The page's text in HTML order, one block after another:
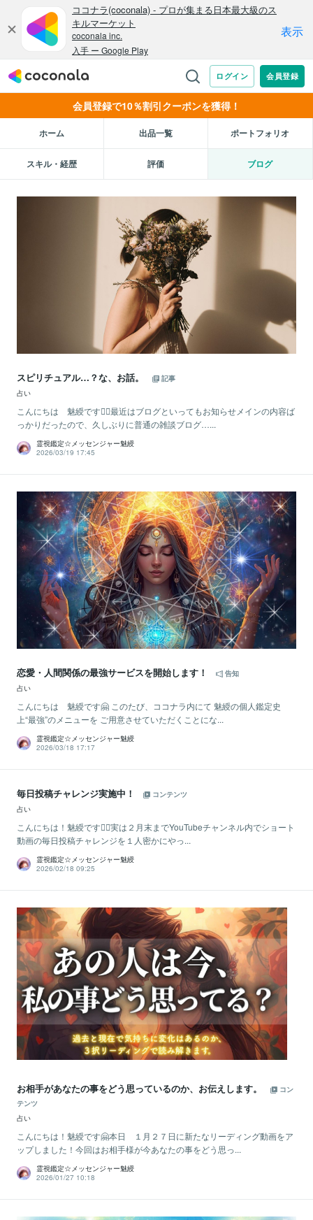
会員登録で10％割引クーポンを獲得！
ホーム 出品一覧 ポートフォリオ
スキル・経歴 評価 ブログ
スピリチュアル…？な、お話。
記事
占い
こんにちは 魅綬です🙋‍♀️最近はブログといってもお知らせメインの内容ば
っかりだったので、久しぶりに普通の雑談ブログ…...
霊視鑑定☆メッセンジャー魅綬
2026/03/19 17:45
恋愛・人間関係の最強サービスを開始します！
告知
占い
こんにちは 魅綬です🤗 このたび、ココナラ内にて 魅綬の個人鑑定史
上“最強”のメニューを ご用意させていただくことにな...
霊視鑑定☆メッセンジャー魅綬
2026/03/18 17:17
毎日投稿チャレンジ実施中！
コンテンツ
占い
こんにちは！魅綬です🙋‍♀️実は２月末までYouTubeチャンネル内でショート
動画の毎日投稿チャレンジを１人密かにやっ...
霊視鑑定☆メッセンジャー魅綬
2026/02/18 09:25
お相手があなたの事をどう思っているのか、お伝えします。
コン
テンツ
占い
こんにちは！魅綬です🤗本日 １月２７日に新たなリーディング動画をア
ップしました！今回はお相手様が今あなたの事をどう思っ...
霊視鑑定☆メッセンジャー魅綬
2026/01/27 10:18